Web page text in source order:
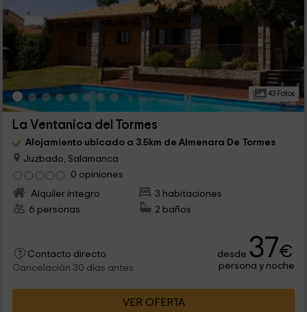
43 Fotos
La Ventanica del Tormes
Alojamiento ubicado a 3.5km de Almenara De Tormes
Juzbado, Salamanca
0 opiniones
Alquiler íntegro
3 habitaciones
6 personas
2 baños
Contacto directo
Cancelación 30 días antes
desde 37€
persona y noche
VER OFERTA